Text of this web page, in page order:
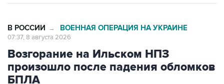
Возгорание на Ильском НПЗ
произошло после падения обломков
БПЛА
Москва. 8 августа. INTERFAX.RU - В результате